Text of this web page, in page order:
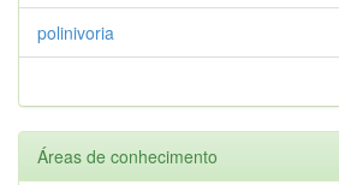
polinivoria
Áreas de conhecimento